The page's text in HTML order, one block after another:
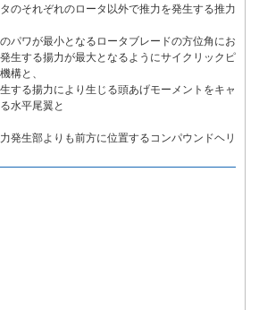
のそれぞれのロータ以外で推力を発生する推力
パワが最小となるロータブレードの方位角にお
生する揚力が最大となるようにサイクリックピ
構と、
する揚力により生じる頭あげモーメントをキャ
水平尾翼と
発生部よりも前方に位置するコンパウンドヘリ